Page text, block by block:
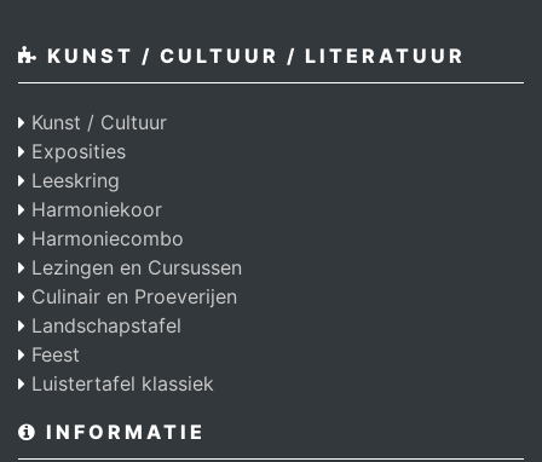
KUNST / CULTUUR / LITERATUUR
Kunst / Cultuur
Exposities
Leeskring
Harmoniekoor
Harmoniecombo
Lezingen en Cursussen
Culinair en Proeverijen
Landschapstafel
Feest
Luistertafel klassiek
INFORMATIE